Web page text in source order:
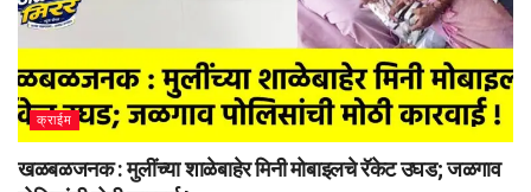
क्राईम
खळबळजनक : मुलींच्या शाळेबाहेर मिनी मोबाइलचे रॅकेट उघड; जळगाव